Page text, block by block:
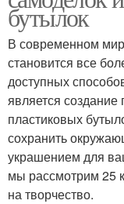
бутылок
В современном
становится все
доступных
является
пластиковых
сохранить
украшением для
мы рассмотрим 25
на творчество.